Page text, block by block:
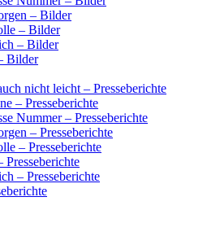
– Bilder
– Bilder
– Bilder
Bilder
nicht leicht – Presseberichte
– Presseberichte
Nummer – Presseberichte
– Presseberichte
– Presseberichte
Presseberichte
– Presseberichte